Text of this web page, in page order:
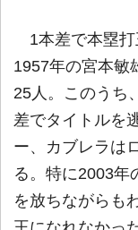
1本差で本塁打
1957年の宮本敏
25人。このうち
差でタイトルを
ー、カブレラは
る。特に2003年
を放ちながらも